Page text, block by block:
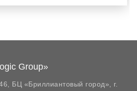
Group»
БЦ «Бриллиантовый город»,
г.